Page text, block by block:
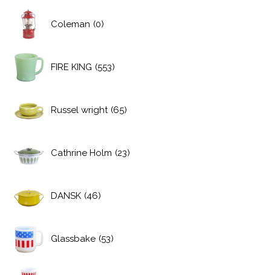
Coleman (0)
FIRE KING (553)
Russel wright (65)
Cathrine Holm (23)
DANSK (46)
Glassbake (53)